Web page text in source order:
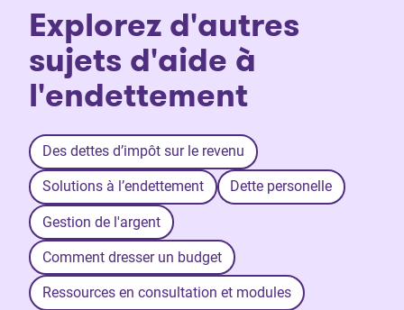
Explorez d'autres
sujets d'aide à
l'endettement
Des dettes d’impôt sur le revenu
Solutions à l’endettement Dette personelle
Gestion de l'argent
Comment dresser un budget
Ressources en consultation et modules